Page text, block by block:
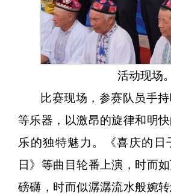
活动现场。
比赛现场，参赛队员手
等乐器，以激昂的旋律和明
乐的独特魅力。《喜庆的日
日》等曲目轮番上演，时而
磅礴，时而似潺潺流水般婉